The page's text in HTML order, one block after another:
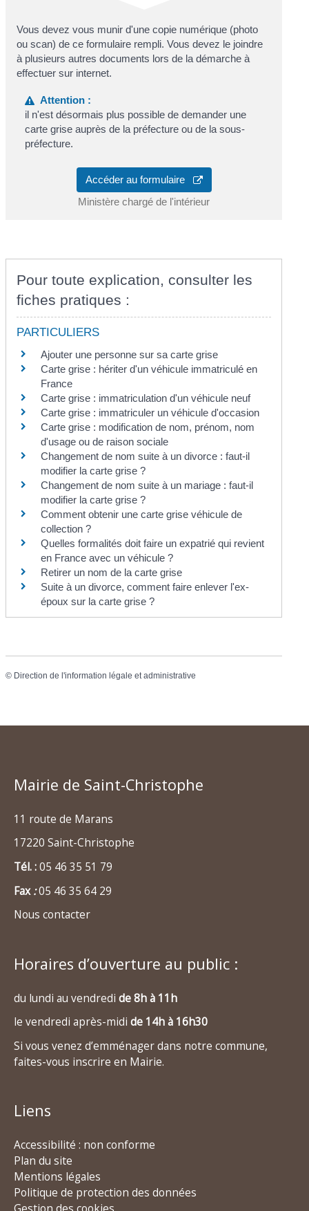
Vous devez vous munir d'une copie numérique (photo
ou scan) de ce formulaire rempli. Vous devez le joindre
à plusieurs autres documents lors de la démarche à
effectuer sur internet.
Attention :
il n'est désormais plus possible de demander une
carte grise auprès de la préfecture ou de la sous-
préfecture.
Accéder au formulaire
Ministère chargé de l'intérieur
Pour toute explication, consulter les
fiches pratiques :
PARTICULIERS
Ajouter une personne sur sa carte grise
Carte grise : hériter d'un véhicule immatriculé en
France
Carte grise : immatriculation d'un véhicule neuf
Carte grise : immatriculer un véhicule d'occasion
Carte grise : modification de nom, prénom, nom
d'usage ou de raison sociale
Changement de nom suite à un divorce : faut-il
modifier la carte grise ?
Changement de nom suite à un mariage : faut-il
modifier la carte grise ?
Comment obtenir une carte grise véhicule de
collection ?
Quelles formalités doit faire un expatrié qui revient
en France avec un véhicule ?
Retirer un nom de la carte grise
Suite à un divorce, comment faire enlever l'ex-
époux sur la carte grise ?
© Direction de l'information légale et administrative
Mairie de Saint-Christophe
11 route de Marans
17220 Saint-Christophe
Tél. :05 46 35 51 79
Fax:05 46 35 64 29
Nous contacter
Horaires d’ouverture au public :
du lundi au vendredi de 8h à 11h
le vendredi après-midi de 14h à 16h30
Si vous venez d’emménager dans notre commune,
faites-vous inscrire en Mairie.
Liens
Accessibilité : non conforme
Plan du site
Mentions légales
Politique de protection des données